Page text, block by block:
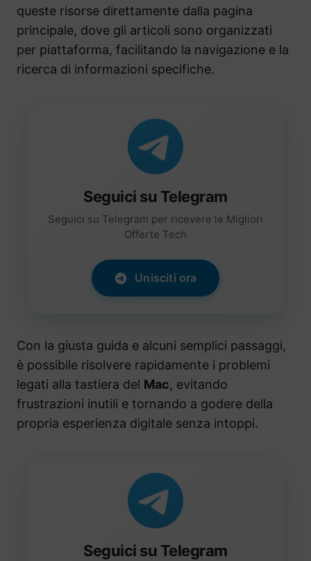
queste risorse direttamente dalla pagina
principale, dove gli articoli sono organizzati
per piattaforma, facilitando la navigazione e la
ricerca di informazioni specifiche.
Seguici su Telegram
Seguici su Telegram per ricevere le Migliori
Offerte Tech
Unisciti ora
Con la giusta guida e alcuni semplici passaggi,
è possibile risolvere rapidamente i problemi
legati alla tastiera del Mac, evitando
frustrazioni inutili e tornando a godere della
propria esperienza digitale senza intoppi.
Seguici su Telegram